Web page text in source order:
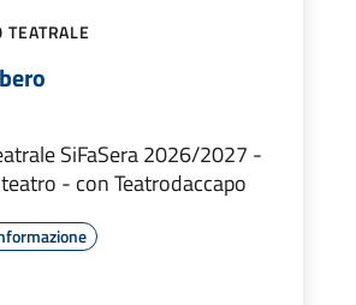
TEATRALE
SiFaSera 2026/2027 -
- con Teatrodaccapo